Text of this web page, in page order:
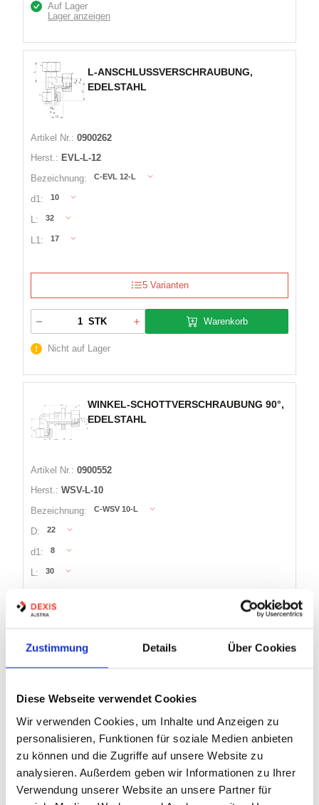
Zustimmung Details Über Cookies
Diese Webseite verwendet Cookies
Wir verwenden Cookies, um Inhalte und Anzeigen zu
personalisieren, Funktionen für soziale Medien anbieten
zu können und die Zugriffe auf unsere Website zu
analysieren. Außerdem geben wir Informationen zu Ihrer
Verwendung unserer Website an unsere Partner für
Auf Lager
Lager anzeigen
L-ANSCHLUSSVERSCHRAUBUNG,
EDELSTAHL
Artikel Nr.: 0900262
Herst.: EVL-L-12
Bezeichnung:
C-EVL 12-L
d1: 10
L: 32
L1: 17
5 Varianten
STK Warenkorb
Nicht auf Lager
WINKEL-SCHOTTVERSCHRAUBUNG 90°,
EDELSTAHL
Artikel Nr.: 0900552
Herst.: WSV-L-10
Bezeichnung:
C-WSV 10-L
D: 22
d1: 8
L: 30
STK Warenkorb
VERSCHLUSSSTOPFEN, EDELSTAHL
Artikel Nr.: 0900502